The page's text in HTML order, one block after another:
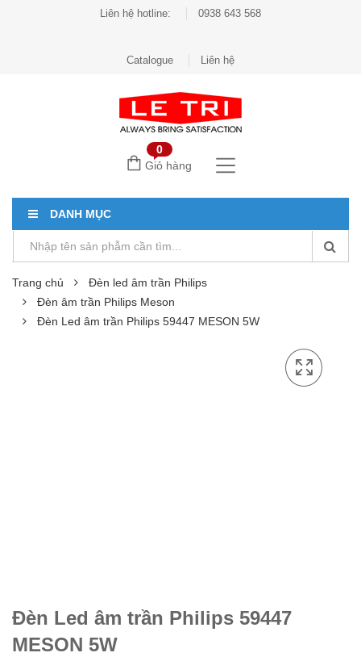
Liên hệ hotline: 0938 643 568
Catalogue Liên hệ
0
Giỏ hàng
DANH MỤC
Trang chủ
Đèn led âm trần Philips
Đèn âm trần Philips Meson
Đèn Led âm trần Philips 59447 MESON 5W
Đèn Led âm trần Philips 59447
MESON 5W